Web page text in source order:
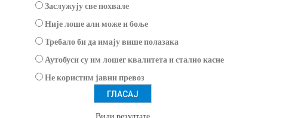
Заслужују све похвале
Није лоше али може и боље
Требало би да имају више полазака
Аутобуси су им лошег квалитета и стално касне
Не користим јавни превоз